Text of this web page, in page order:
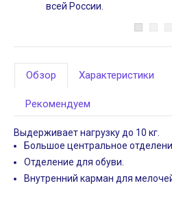
серый
всей России.
Обзор Характеристики
Рекомендуем
Выдерживает нагрузку до 10 кг.
Большое центральное
Отделение для обуви.
Внутренний карман для